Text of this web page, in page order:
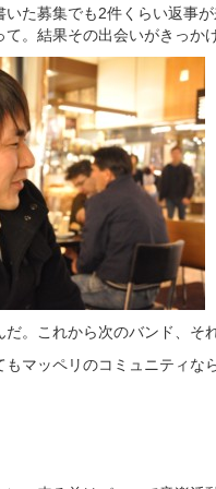
た募集でも2件くらい返事が
。結果その出会いがきっか
。これから次のバンド、そ
マッペリのコミュニティな